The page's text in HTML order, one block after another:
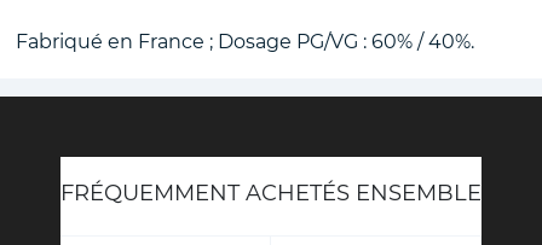
Fabriqué en France ; Dosage PG/VG : 60% / 40%.
FRÉQUEMMENT ACHETÉS ENSEMBLE